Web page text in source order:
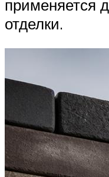
применяется
отделки.